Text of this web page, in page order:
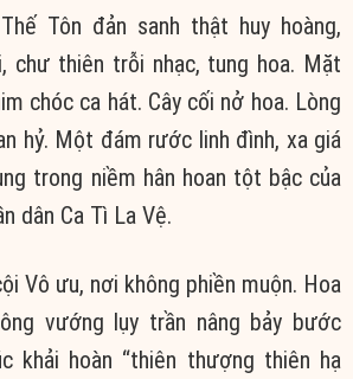
Tôn đản sanh thật huy hoàng,
chư thiên trỗi nhạc, tung hoa. Mặt
chóc ca hát. Cây cối nở hoa. Lòng
hỷ. Một đám rước linh đình, xa giá
trong niềm hân hoan tột bậc của
dân Ca Tì La Vệ.
Vô ưu, nơi không phiền muộn. Hoa
vướng lụy trần nâng bảy bước
khải hoàn “thiên thượng thiên hạ